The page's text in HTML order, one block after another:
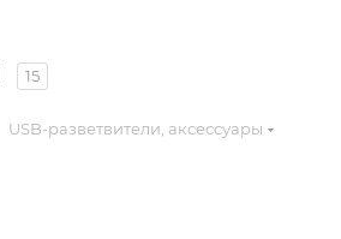
15
USB-разветвители, аксессуары